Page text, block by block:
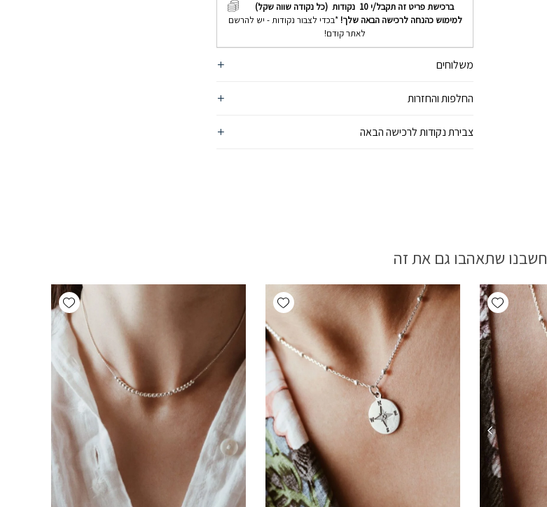
ברכישת פריט זה תקבל/י10 נקודות (כל נקודה שווה שקל)
למימוש כהנחה לרכישה הבאה שלך! *בכדי לצבור נקודות - יש להרשם
לאתר קודם!
משלוחים
החלפות והחזרות
צבירת נקודות לרכישה הבאה
חשבנו שתאהבו גם את זה
Add wishlist
Add wishlist
Add wishlist